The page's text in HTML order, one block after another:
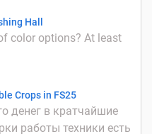
Hall
color options? At least
Crops in FS25
денег в кратчайшие
работы техники есть